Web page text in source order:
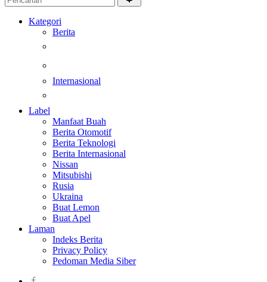
Kategori
Berita
Internasional
Label
Manfaat Buah
Berita Otomotif
Berita Teknologi
Berita Internasional
Nissan
Mitsubishi
Rusia
Ukraina
Buat Lemon
Buat Apel
Laman
Indeks Berita
Privacy Policy
Pedoman Media Siber